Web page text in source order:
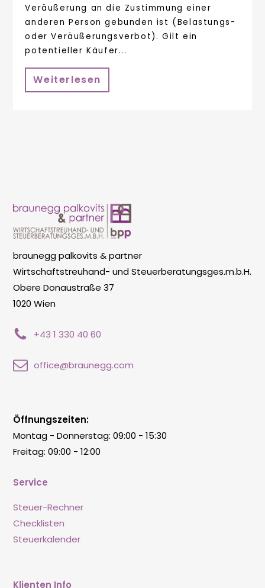
Veräußerung an die Zustimmung einer
anderen Person gebunden ist (Belastungs-
oder Veräußerungsverbot). Gilt ein
potentieller Käufer...
Weiterlesen
braunegg palkovits & partner
Wirtschaftstreuhand- und Steuerberatungsges.m.b.H.
Obere Donaustraße 37
1020 Wien
+43 1 330 40 60
office@braunegg.com
Service
Steuer-Rechner
Checklisten
Steuerkalender
Klienten Info
Öffnungszeiten:
Montag - Donnerstag: 09:00 - 15:30
Freitag: 09:00 - 12:00